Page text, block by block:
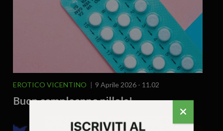
EROTICO VICENTINO 9 Aprile 2026 - 11.02
Buon compleanno pillola!